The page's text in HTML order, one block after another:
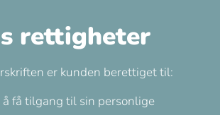
rettigheter
er kunden berettiget til:
få tilgang til sin personlige